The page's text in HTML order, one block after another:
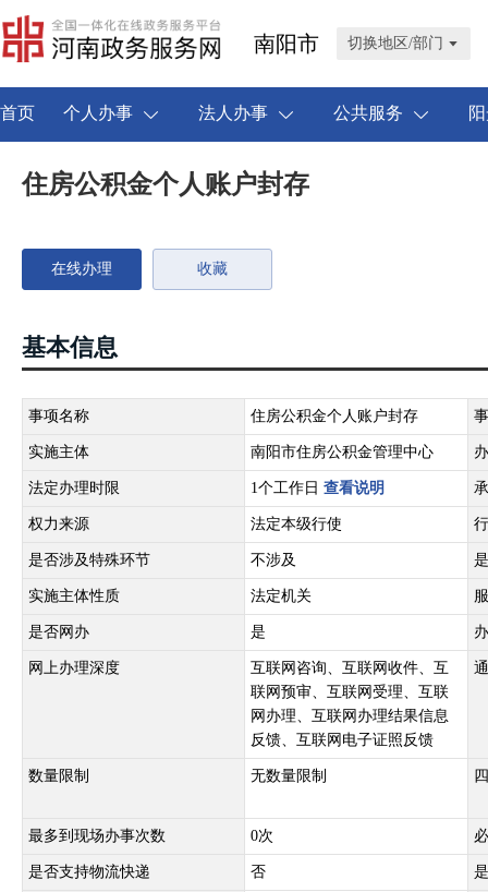
南阳市 切换地区/部门
首页 个人办事 法人办事 公共服务
住房公积金个人账户封存
在线办理 收藏
基本信息
事项名称 住房公积金个人账户封存
实施主体 南阳市住房公积金管理中心
法定办理时限 1个工作日 查看说明
权力来源 法定本级行使
是否涉及特殊环节 不涉及
实施主体性质 法定机关
是否网办 是
网上办理深度
互联网咨询、互联网收件、互
联网预审、互联网受理、互联
网办理、互联网办理结果信息
反馈、互联网电子证照反馈
数量限制 无数量限制
最多到现场办事次数 0次
是否支持物流快递 否